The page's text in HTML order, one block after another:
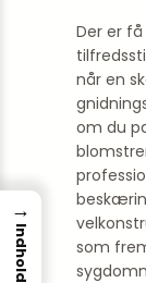
Der er
når en
om du
som
→
Indhold